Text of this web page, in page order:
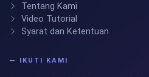
Tentang Kami
Video Tutorial
Syarat dan Ketentuan
— IKUTI KAMI